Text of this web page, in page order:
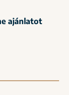
ajánlatot